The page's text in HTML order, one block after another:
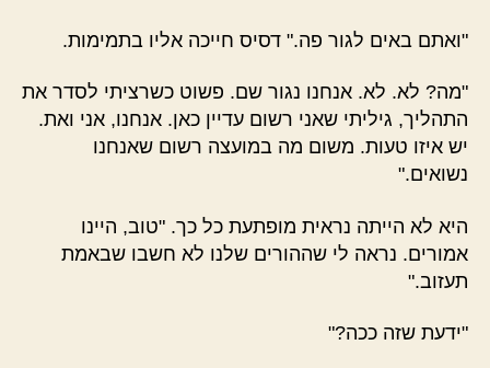
"ואתם באים לגור פה." דסיס חייכה אליו בתמימות.
"מה? לא. לא. אנחנו נגור שם. פשוט כשרציתי לסדר את
התהליך, גיליתי שאני רשום עדיין כאן. אנחנו, אני ואת.
יש איזו טעות. משום מה במועצה רשום שאנחנו
נשואים."
היא לא הייתה נראית מופתעת כל כך. "טוב, היינו
אמורים. נראה לי שההורים שלנו לא חשבו שבאמת
תעזוב."
"ידעת שזה ככה?"